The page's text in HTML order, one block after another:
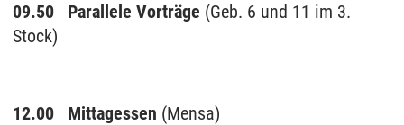
09.50 Parallele Vorträge (Geb. 6 und 11 im 3.
Stock)
12.00 Mittagessen (Mensa)